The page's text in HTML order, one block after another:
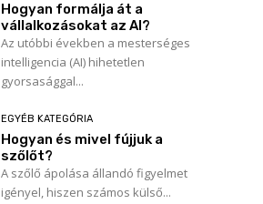
Hogyan formálja át a
vállalkozásokat az AI?
Az utóbbi években a mesterséges
intelligencia (AI) hihetetlen
gyorsasággal...
EGYÉB KATEGÓRIA
Hogyan és mivel fújjuk a
szőlőt?
A szőlő ápolása állandó figyelmet
igényel, hiszen számos külső...